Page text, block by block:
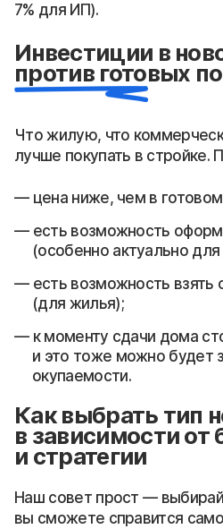
7% для ИП).
Инвестиции в
против готовых
Что жилую, что
лучше покупать в стройке.
цена ниже, чем в
есть возможность
(особенно актуально
есть возможность взять
(для жилья);
к моменту сдачи дома
и это тоже можно будет
окупаемости.
Как выбрать тип
в зависимости
и стратегии
Наш совет прост —
вы сможете справится